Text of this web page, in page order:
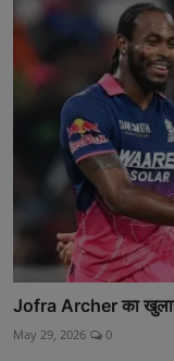
Jofra Archer का
May 29, 2026 0